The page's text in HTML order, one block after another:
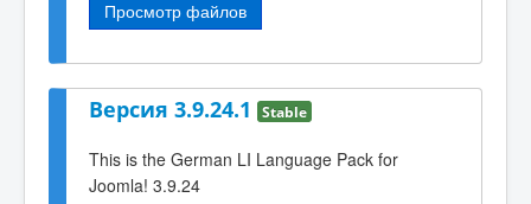
Просмотр файлов
Версия 3.9.24.1 Stable
This is the German LI Language Pack for
Joomla! 3.9.24